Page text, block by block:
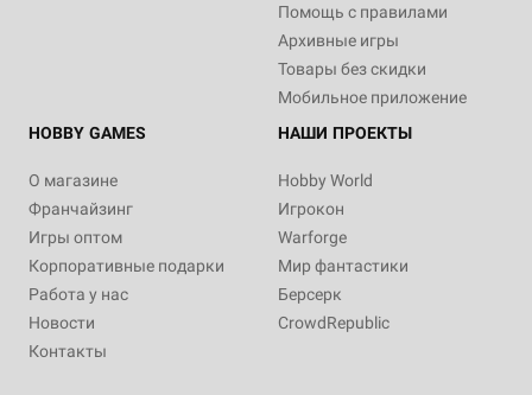
Помощь с правилами
Архивные игры
Товары без скидки
Мобильное приложение
HOBBY GAMES
О магазине
Франчайзинг
Игры оптом
Корпоративные подарки
Работа у нас
Новости
Контакты
НАШИ ПРОЕКТЫ
Hobby World
Игрокон
Warforge
Мир фантастики
Берсерк
CrowdRepublic